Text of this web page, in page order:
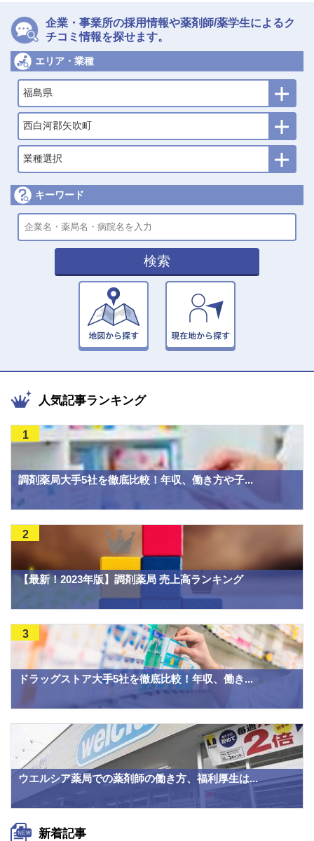
企業・事業所の採用情報や薬剤師/薬学生によるク
チコミ情報を探せます。
エリア・業種
福島県
西白河郡矢吹町
業種選択
キーワード
検索
人気記事ランキング
調剤薬局大手5社を徹底比較！年収、働き方や子...
1
【最新！2023年版】調剤薬局 売上高ランキング
2
ドラッグストア大手5社を徹底比較！年収、働き...
3
ウエルシア薬局での薬剤師の働き方、福利厚生は...
新着記事